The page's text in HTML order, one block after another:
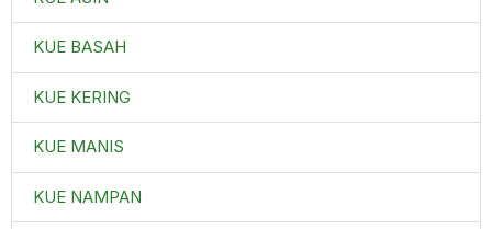
KUE BASAH
KUE KERING
KUE MANIS
KUE NAMPAN